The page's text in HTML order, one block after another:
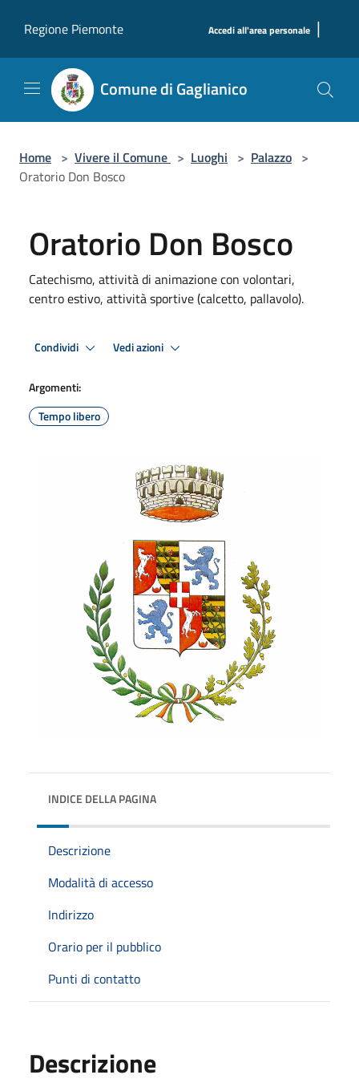
Regione Piemonte
Accedi all'area personale |
Comune di Gaglianico
Home > Vivere il Comune > Luoghi > Palazzo >
Oratorio Don Bosco
Oratorio Don Bosco
Catechismo, attività di animazione con volontari,
centro estivo, attività sportive (calcetto, pallavolo).
Condividi Vedi azioni
Argomenti:
Tempo libero
INDICE DELLA PAGINA
Descrizione
Modalità di accesso
Indirizzo
Orario per il pubblico
Punti di contatto
Descrizione